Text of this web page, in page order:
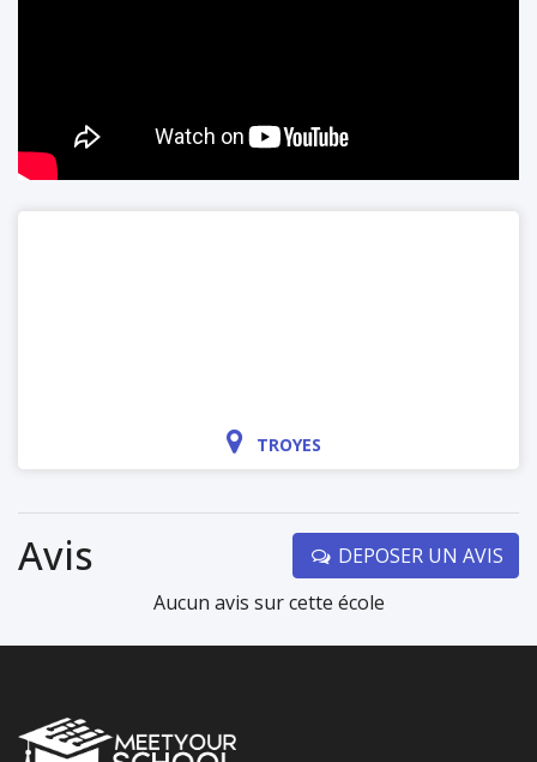
TROYES
Avis
DEPOSER UN AVIS
Aucun avis sur cette école